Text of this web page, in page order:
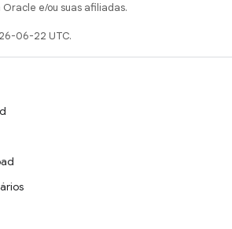
e/ou suas afiliadas.
06-22 UTC.